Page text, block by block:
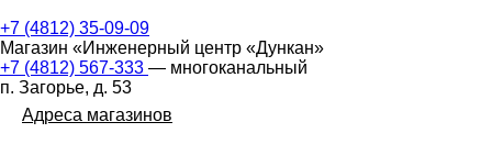
+7 (4812) 35-09-09
Магазин «Инженерный центр «Дункан»
+7 (4812) 567-333 — многоканальный
п. Загорье, д. 53
Адреса магазинов